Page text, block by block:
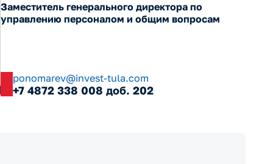
Заместитель генерального директора по
управлению персоналом и общим вопросам
ponomarev@invest-tula.com
+7 4872 338 008 доб. 202